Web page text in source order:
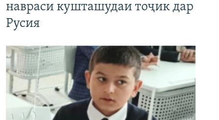
навраси кушташудаи тоҷик дар
Русия